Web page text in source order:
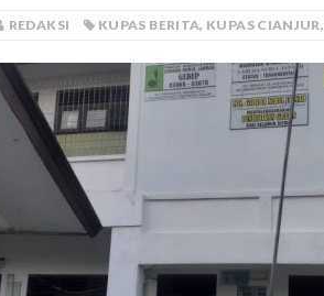
REDAKSI KUPAS BERITA, KUPAS CIANJUR,